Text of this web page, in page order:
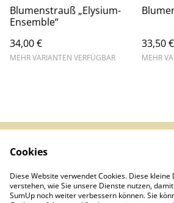
Blumenstrauß „Elysium-
Ensemble“
34,00 €
MEHR VARIANTEN VERFÜGBAR
33,50 €
MEHR
Infos (DE/EN/ES)
Cookies
Cookies
Diese Website verwendet Cookies. Diese
verstehen, wie Sie unsere Dienste nutzen,
SumUp noch weiter verbessern können. Sie